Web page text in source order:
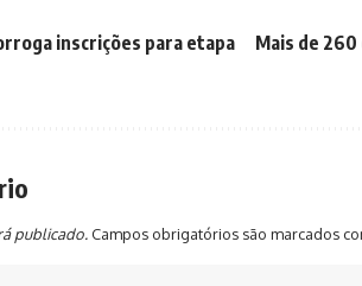
inscrições para etapa
Mais de
publicado. Campos obrigatórios são marcados